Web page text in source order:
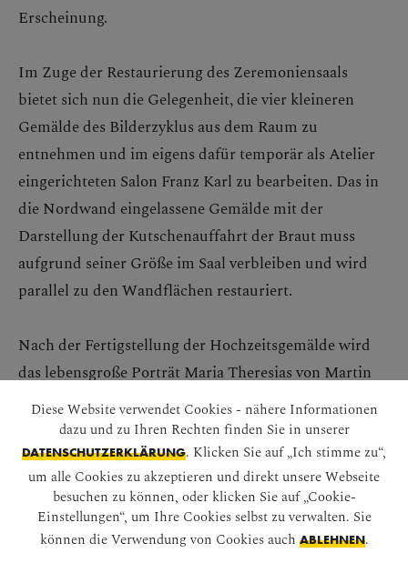
Erscheinung.
Im Zuge der Restaurierung des Zeremoniensaals
bietet sich nun die Gelegenheit, die vier kleineren
Gemälde des Bilderzyklus aus dem Raum zu
entnehmen und im eigens dafür temporär als Atelier
eingerichteten Salon Franz Karl zu bearbeiten. Das in
die Nordwand eingelassene Gemälde mit der
Darstellung der Kutschenauffahrt der Braut muss
aufgrund seiner Größe im Saal verbleiben und wird
parallel zu den Wandflächen restauriert.
Nach der Fertigstellung der Hochzeitsgemälde wird
das lebensgroße Porträt Maria Theresias von Martin
van Meytens ebenfalls im Salon Franz Karl restauriert.
Um die Restaurierung der Wandvertäfelungen und
der Decke unter bestmöglichen Bedingungen
durchführen zu können, wird der Zeremoniensaal in
Form einer „Raum-in-Raum“-Konstruktion
Diese Website verwendet Cookies - nähere Informationen
dazu und zu Ihren Rechten finden Sie in unserer
DATENSCHUTZERKLÄRUNG. Klicken Sie auf „Ich stimme zu“,
um alle Cookies zu akzeptieren und direkt unsere Webseite
besuchen zu können, oder klicken Sie auf „Cookie-
Einstellungen“, um Ihre Cookies selbst zu verwalten. Sie
können die Verwendung von Cookies auch ABLEHNEN.